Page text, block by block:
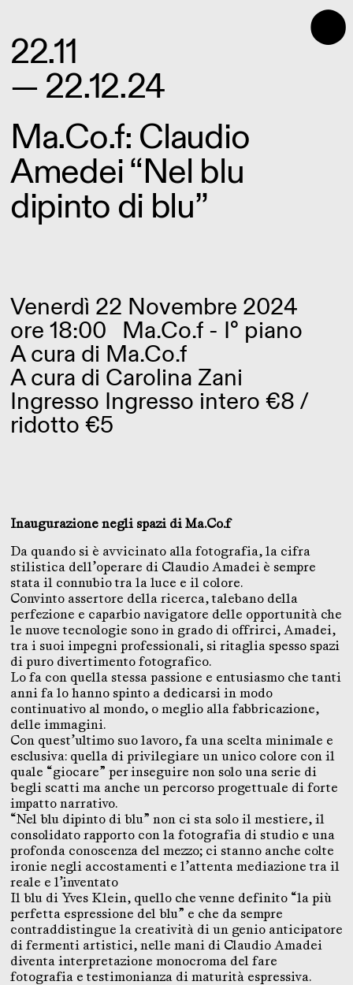
⬤
22.11
— 22.12.24
Ma.Co.f: Claudio
Amedei “Nel blu
dipinto di blu”
Venerdì 22 Novembre 2024
ore 18:00 Ma.Co.f - I° piano
A cura di Ma.Co.f
A cura di Carolina Zani
Ingresso Ingresso intero €8 /
ridotto €5
Inaugurazione negli spazi di Ma.Co.f
Da quando si è avvicinato alla fotografia, la cifra
stilistica dell’operare di Claudio Amadei è sempre
stata il connubio tra la luce e il colore.
Convinto assertore della ricerca, talebano della
perfezione e caparbio navigatore delle opportunità che
le nuove tecnologie sono in grado di offrirci, Amadei,
tra i suoi impegni professionali, si ritaglia spesso spazi
di puro divertimento fotografico.
Lo fa con quella stessa passione e entusiasmo che tanti
anni fa lo hanno spinto a dedicarsi in modo
continuativo al mondo, o meglio alla fabbricazione,
delle immagini.
Con quest’ultimo suo lavoro, fa una scelta minimale e
esclusiva: quella di privilegiare un unico colore con il
quale “giocare” per inseguire non solo una serie di
begli scatti ma anche un percorso progettuale di forte
impatto narrativo.
“Nel blu dipinto di blu” non ci sta solo il mestiere, il
consolidato rapporto con la fotografia di studio e una
profonda conoscenza del mezzo; ci stanno anche colte
ironie negli accostamenti e l’attenta mediazione tra il
reale e l’inventato
Il blu di Yves Klein, quello che venne definito “la più
perfetta espressione del blu” e che da sempre
contraddistingue la creatività di un genio anticipatore
di fermenti artistici, nelle mani di Claudio Amadei
diventa interpretazione monocroma del fare
fotografia e testimonianza di maturità espressiva.